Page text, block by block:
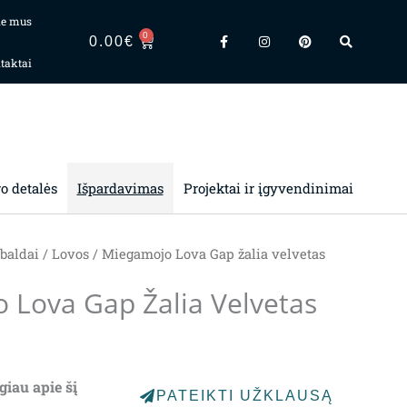
mus
0.00€ 0
CART a
c
n
s
i
n
e
a
detalės Išpardavimas Projektai ir įgyvendinimai
/ Lovos/ Miegamojo Lova Gap žalia velvetas
Lova Gap Žalia Velvetas
apie šį
PATEIKTI UŽKLAUSĄ